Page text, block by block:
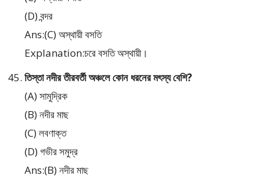
(D) বন্দর
Ans:(C) অস্থায়ী বসতি
Explanation:চরে বসতি অস্থায়ী।
তিস্তা নদীর তীরবর্তী অঞ্চলে কোন ধরনের মৎস্য বেশি?
(A) সামুদ্রিক
(B) নদীর মাছ
(C) লবণাক্ত
(D) গভীর সমুদ্র
Ans:(B) নদীর মাছ